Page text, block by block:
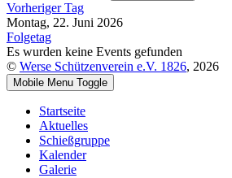
Vorheriger Tag
Montag, 22. Juni 2026
Folgetag
Es wurden keine Events gefunden
© Werse Schützenverein e.V. 1826, 2026
Mobile Menu Toggle
Startseite
Aktuelles
Schießgruppe
Kalender
Galerie